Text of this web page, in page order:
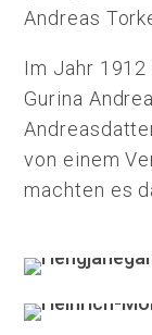
Andreas
Im Jahr
Gurina
von einem
machten es